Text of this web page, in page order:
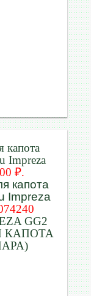
капота
Impreza
₽.
GG2
КАПОТА